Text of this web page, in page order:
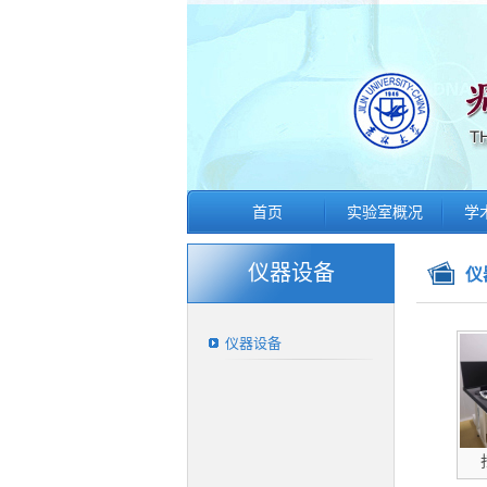
首页 实验室概况 学
仪器设备
仪器设备
仪